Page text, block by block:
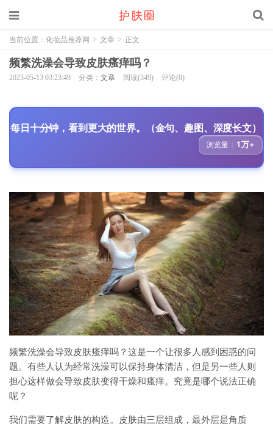
当前位置： 化妆品推荐网 > 文章 > 正文
频繁洗澡会导致皮肤瘙痒吗？
2023-05-13 03:23:49 分类： 文章 阅读(349) 评论(0)
每日十分钟，看到更大的世界。（金句、趣图、深度长文）
浏览量： 1万+
频繁洗澡会导致皮肤瘙痒吗？这是一个让很多人感到困惑的问
题。有些人认为经常洗澡可以保持身体清洁，但是另一些人则
担心这样做会导致皮肤变得干燥和瘙痒。究竟是哪个说法正确
呢？
我们需要了解皮肤的构造。皮肤由三层组成，最外层是角质